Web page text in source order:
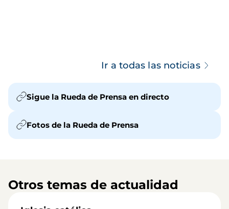
Ir a todas las noticias
Sigue la Rueda de Prensa en directo
Fotos de la Rueda de Prensa
Otros temas de actualidad